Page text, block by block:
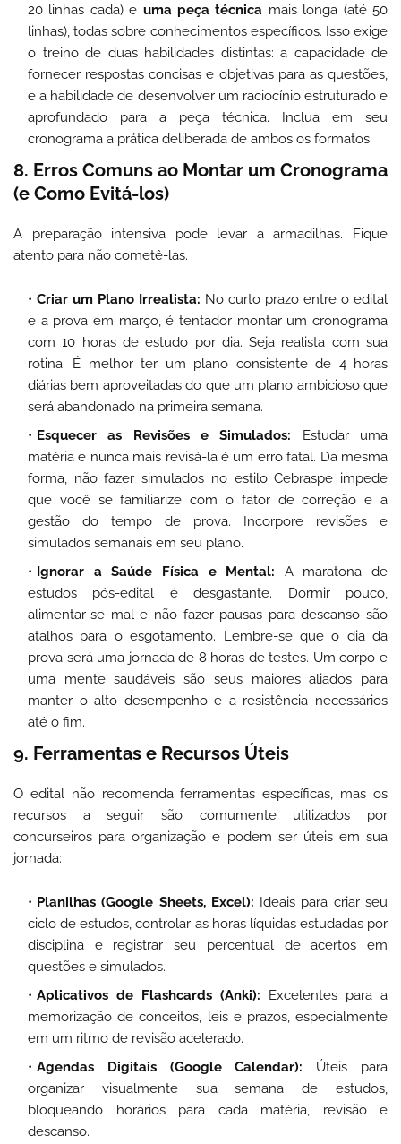
20 linhas cada) e uma peça técnica mais longa (até 50
linhas), todas sobre conhecimentos específicos. Isso exige
o treino de duas habilidades distintas: a capacidade de
fornecer respostas concisas e objetivas para as questões,
e a habilidade de desenvolver um raciocínio estruturado e
aprofundado para a peça técnica. Inclua em seu
cronograma a prática deliberada de ambos os formatos.
8. Erros Comuns ao Montar um Cronograma
(e Como Evitá-los)
A preparação intensiva pode levar a armadilhas. Fique
atento para não cometê-las.
Criar um Plano Irrealista: No curto prazo entre o edital
e a prova em março, é tentador montar um cronograma
com 10 horas de estudo por dia. Seja realista com sua
rotina. É melhor ter um plano consistente de 4 horas
diárias bem aproveitadas do que um plano ambicioso que
será abandonado na primeira semana.
Esquecer as Revisões e Simulados: Estudar uma
matéria e nunca mais revisá-la é um erro fatal. Da mesma
forma, não fazer simulados no estilo Cebraspe impede
que você se familiarize com o fator de correção e a
gestão do tempo de prova. Incorpore revisões e
simulados semanais em seu plano.
Ignorar a Saúde Física e Mental: A maratona de
estudos pós-edital é desgastante. Dormir pouco,
alimentar-se mal e não fazer pausas para descanso são
atalhos para o esgotamento. Lembre-se que o dia da
prova será uma jornada de 8 horas de testes. Um corpo e
uma mente saudáveis são seus maiores aliados para
manter o alto desempenho e a resistência necessários
até o fim.
9. Ferramentas e Recursos Úteis
O edital não recomenda ferramentas específicas, mas os
recursos a seguir são comumente utilizados por
concurseiros para organização e podem ser úteis em sua
jornada:
Planilhas (Google Sheets, Excel): Ideais para criar seu
ciclo de estudos, controlar as horas líquidas estudadas por
disciplina e registrar seu percentual de acertos em
questões e simulados.
Aplicativos de Flashcards (Anki): Excelentes para a
memorização de conceitos, leis e prazos, especialmente
em um ritmo de revisão acelerado.
Agendas Digitais (Google Calendar): Úteis para
organizar visualmente sua semana de estudos,
bloqueando horários para cada matéria, revisão e
descanso.